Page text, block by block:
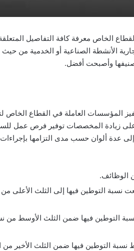
الخاص معرفة كافة التفاصيل
الأنشطة الصناعية أو الخدمية من
وأصبحت أفضل.
المؤسسات العاملة في القطاع الخاص
زيادة المخصصات توفير فرص عمل
عدة ألوان حسب مدى التزامها بإجراءات
الوظائف.
نسبة التوطين فيها إلى الثلث الأعلى
التوطين فيها ضمن الثلث الأوسط من
التوطين فيها ضمن الثلث الأخير من